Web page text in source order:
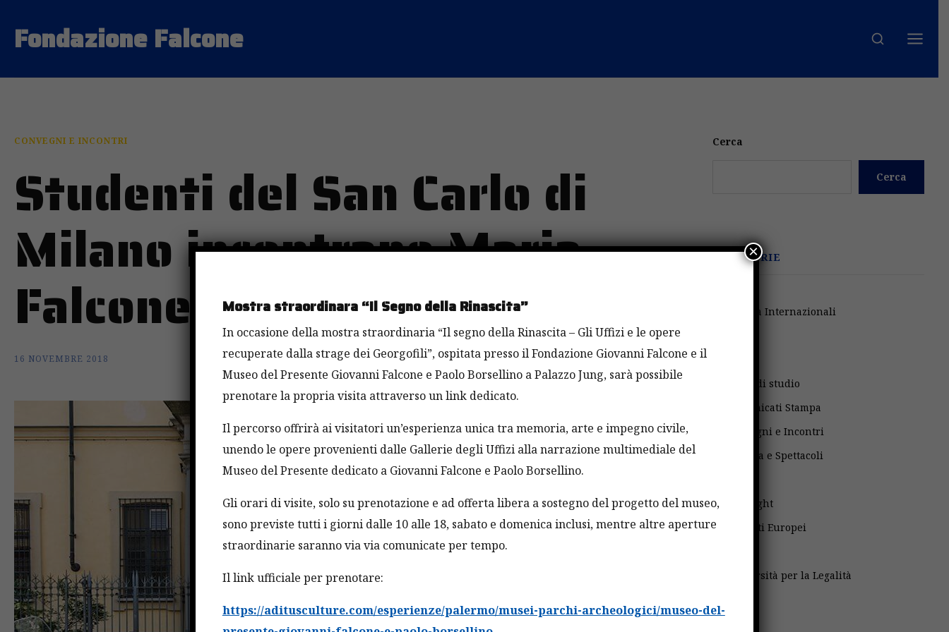
Fondazione Falcone
CONVEGNI E INCONTRI
Studenti del San Carlo di
Milano incontrano Maria
Falcone
16 NOVEMBRE 2018
Cerca
Cerca
CATEGORIE
Attività Internazionali
Borse di studio
Comunicati Stampa
Convegni e Incontri
Cultura e Spettacoli
Fulbright
Progetti Europei
Università per la Legalità
Mostra straordinara “Il Segno della Rinascita”
In occasione della mostra straordinaria “Il segno della Rinascita – Gli Uffizi e le opere
recuperate dalla strage dei Georgofili”, ospitata presso il Fondazione Giovanni Falcone e il
Museo del Presente Giovanni Falcone e Paolo Borsellino a Palazzo Jung, sarà possibile
prenotare la propria visita attraverso un link dedicato.
Il percorso offrirà ai visitatori un’esperienza unica tra memoria, arte e impegno civile,
unendo le opere provenienti dalle Gallerie degli Uffizi alla narrazione multimediale del
Museo del Presente dedicato a Giovanni Falcone e Paolo Borsellino.
Gli orari di visite, solo su prenotazione e ad offerta libera a sostegno del progetto del museo,
sono previste tutti i giorni dalle 10 alle 18, sabato e domenica inclusi, mentre altre aperture
straordinarie saranno via via comunicate per tempo.
Il link ufficiale per prenotare:
https://aditusculture.com/esperienze/palermo/musei-parchi-archeologici/museo-del-
×